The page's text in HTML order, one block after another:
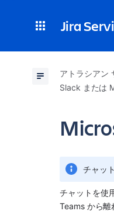
Jira
アトラシアン
Slack または
チャッ
チャットを使
Teams から離